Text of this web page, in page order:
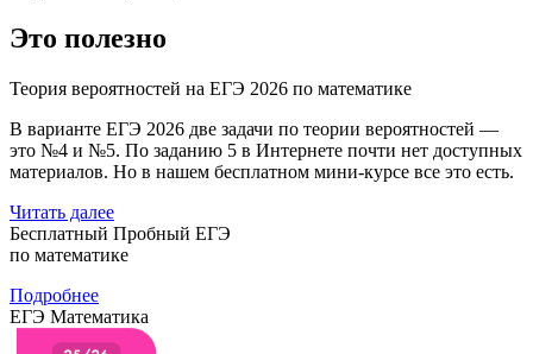
Это полезно
Теория вероятностей на ЕГЭ 2026 по математике
В варианте ЕГЭ 2026 две задачи по теории вероятностей —
это №4 и №5. По заданию 5 в Интернете почти нет доступных
материалов. Но в нашем бесплатном мини-курсе все это есть.
Читать далее
Бесплатный Пробный ЕГЭ
по математике
Подробнее
ЕГЭ Математика